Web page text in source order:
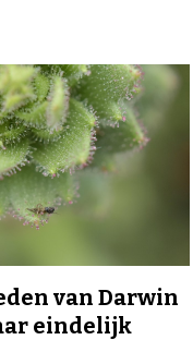
van Darwin
eindelijk